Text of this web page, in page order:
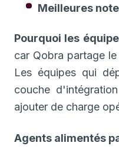
Meilleures
Pourquoi les
car Qobra partage
Les équipes qui
couche
ajouter de charge
Agents alimentés